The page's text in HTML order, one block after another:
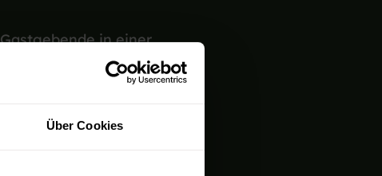
Über Cookies
in einer